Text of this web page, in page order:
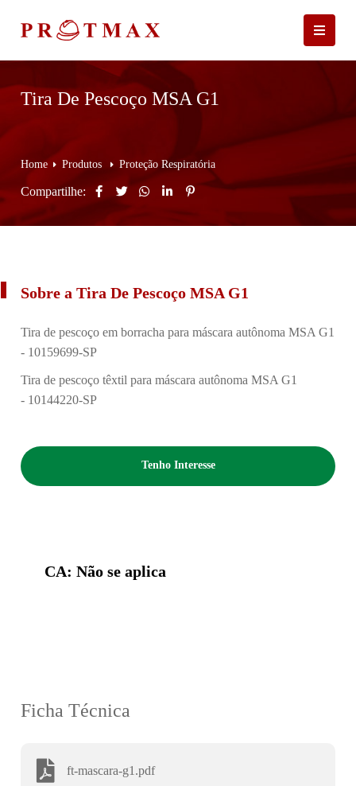
Tira De Pescoço MSA G1
Home Produtos Proteção Respiratória
Compartilhe:
Sobre a Tira De Pescoço MSA G1
Tira de pescoço em borracha para máscara autônoma MSA G1
- 10159699-SP
Tira de pescoço têxtil para máscara autônoma MSA G1
- 10144220-SP
Tenho Interesse
CA: Não se aplica
Ficha Técnica
ft-mascara-g1.pdf